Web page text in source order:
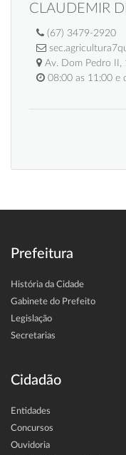
CLAUDEMIR
(67) 3479-2920
Av. Dom Pedro II,
08:00 as 11:00 e
Prefeitura
História da Cidade
Gabinete do Prefeito
Legislação
Secretarias
Cidadão
Entidades
Concursos
Ouvidoria